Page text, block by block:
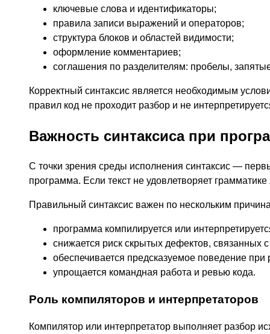
ключевые слова и идентификаторы;
правила записи выражений и операторов;
структура блоков и областей видимости;
оформление комментариев;
соглашения по разделителям: пробелы,
Корректный синтаксис является необходимым
правил код не проходит разбор и не
Важность синтаксиса при
С точки зрения среды исполнения синтаксис —
программа. Если текст не удовлетворяет
Правильный синтаксис важен по нескольким
программа компилируется или
снижается риск скрытых дефектов, связанных
обеспечивается предсказуемое поведение при
упрощается командная работа и ревью кода.
Роль компиляторов и интерпретаторов
Компилятор или интерпретатор выполняет разбор